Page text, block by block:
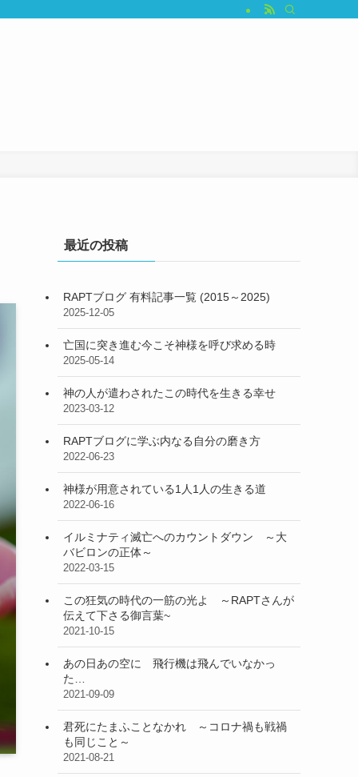
最近の投稿
RAPTブログ 有料記事一覧 (2015～2025)
2025-12-05
亡国に突き進む今こそ神様を呼び求める時
2025-05-14
神の人が遣わされたこの時代を生きる幸せ
2023-03-12
RAPTブログに学ぶ内なる自分の磨き方
2022-06-23
神様が用意されている1人1人の生きる道
2022-06-16
イルミナティ滅亡へのカウントダウン ～大
バビロンの正体～
2022-03-15
この狂気の時代の一筋の光よ ～RAPTさんが
伝えて下さる御言葉~
2021-10-15
あの日あの空に 飛行機は飛んでいなかっ
た…
2021-09-09
君死にたまふことなかれ ～コロナ禍も戦禍
も同じこと～
2021-08-21